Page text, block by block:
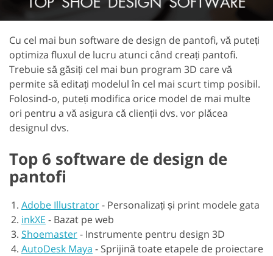
Cu cel mai bun software de design de pantofi, vă puteți
optimiza fluxul de lucru atunci când creați pantofi.
Trebuie să găsiți cel mai bun program 3D care vă
permite să editați modelul în cel mai scurt timp posibil.
Folosind-o, puteți modifica orice model de mai multe
ori pentru a vă asigura că clienții dvs. vor plăcea
designul dvs.
Top 6 software de design de
pantofi
Adobe Illustrator- Personalizați și print modele gata
inkXE - Bazat pe web
Shoemaster- Instrumente pentru design 3D
AutoDesk Maya - Sprijină toate etapele de proiectare